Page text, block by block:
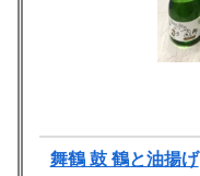
舞鶴 鼓 鶴と油揚げ